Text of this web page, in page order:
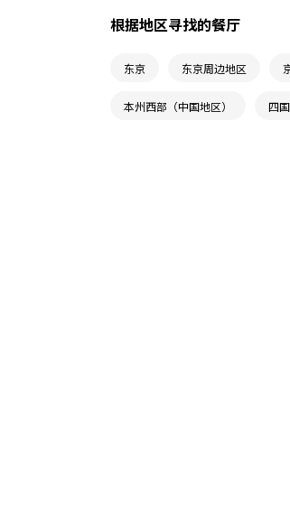
根据地区寻找的餐厅
东京 东京周边地区
本州西部（中国地区） 四国